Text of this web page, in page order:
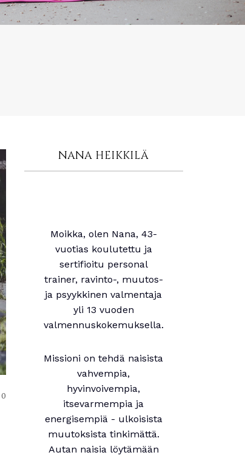
0
NANA HEIKKILÄ
Moikka, olen Nana, 43-
vuotias koulutettu ja
sertifioitu personal
trainer, ravinto-, muutos-
ja psyykkinen valmentaja
yli 13 vuoden
valmennuskokemuksella.
Missioni on tehdä naisista
vahvempia,
hyvinvoivempia,
itsevarmempia ja
energisempiä - ulkoisista
muutoksista tinkimättä.
Autan naisia löytämään